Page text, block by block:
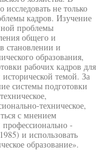
не только
кадров. Изучение
проблемы
общего и
становлении и
образования,
рабочих кадров для
исторической темой. За
системы подготовки
техническое,
с мнением
профессионально -
и использовать
образование».